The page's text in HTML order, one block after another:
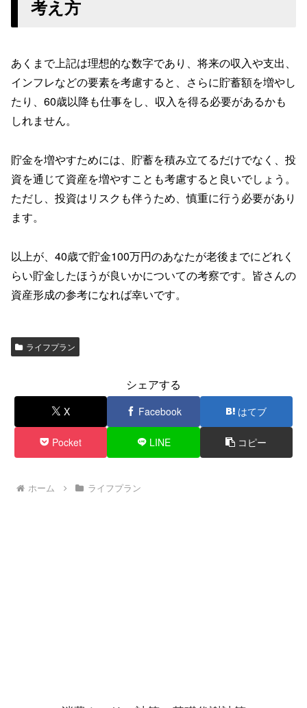
考え方
あくまで上記は理想的な数字であり、将来の収入や支出、
インフレなどの要素を考慮すると、さらに貯蓄額を増やし
たり、60歳以降も仕事をし、収入を得る必要があるかも
しれません。
貯金を増やすためには、貯蓄を積み立てるだけでなく、投
資を通じて資産を増やすことも考慮すると良いでしょう。
ただし、投資はリスクも伴うため、慎重に行う必要があり
ます。
以上が、40歳で貯金100万円のあなたが老後までにどれく
らい貯金したほうが良いかについての考察です。皆さんの
資産形成の参考になれば幸いです。
ライフプラン
シェアする
X Facebook はてブ
Pocket LINE コピー
ホーム ライフプラン